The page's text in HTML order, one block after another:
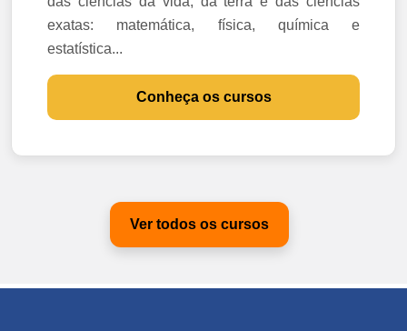
exatas: matemática, física, química e
estatística...
Conheça os cursos
Ver todos os cursos